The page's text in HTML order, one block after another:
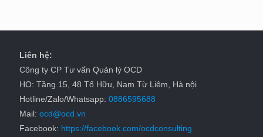
Liên hệ:
Công ty CP Tư vấn Quản lý OCD
HO: Tầng 15, 48 Tố Hữu, Nam Từ Liêm, Hà nội
Hotline/Zalo/Whatsapp: 0886595688
Mail: ocd@ocd.vn
Facebook: https://facebook.com/ocdconsulting